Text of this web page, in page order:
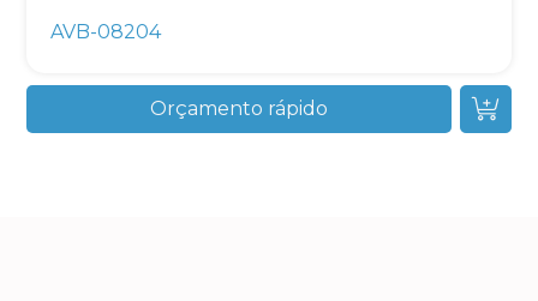
AVB-08204
Orçamento rápido